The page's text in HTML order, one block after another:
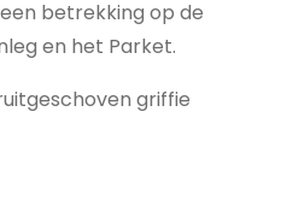
betrekking op de
en het Parket.
griffie